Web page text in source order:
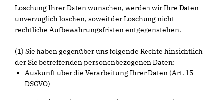
Löschung Ihrer Daten wünschen, werden wir Ihre Daten
unverzüglich löschen, soweit der Löschung nicht
rechtliche Aufbewahrungsfristen entgegenstehen.
(1) Sie haben gegenüber uns folgende Rechte hinsichtlich
der Sie betreffenden personenbezogenen Daten:
Auskunft über die Verarbeitung Ihrer Daten (Art. 15
DSGVO)